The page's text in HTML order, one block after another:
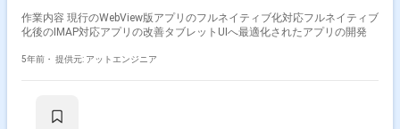
作業内容 現行のWebView版アプリのフルネイティブ化対応フルネイティブ
化後のIMAP対応アプリの改善タブレットUIへ最適化されたアプリの開発
5年前・ 提供元: アットエンジニア